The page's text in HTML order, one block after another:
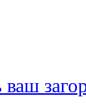
ваш